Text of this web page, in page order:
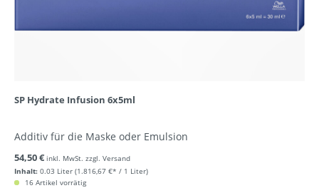
SP Hydrate Infusion 6x5ml
Additiv für die Maske oder Emulsion
Inhalt: 0.03 Liter (1.816,67 €* / 1 Liter)
54,50 € inkl. MwSt. zzgl. Versand
16 Artikel vorrätig